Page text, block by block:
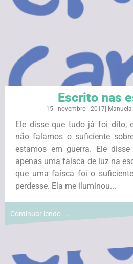
Escrito nas
15 - novembro - 2017|
Ele disse que tudo já foi dito,
não falamos o suficiente
estamos em guerra. Ele
apenas uma faísca de luz na
que uma faísca foi o
perdesse. Ela me iluminou...
Continuar lendo ...